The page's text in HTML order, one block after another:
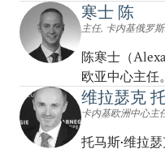
寒士 陈
主任, 卡内基俄罗
陈寒士（
欧亚中心主任。
维拉瑟克
卡内基欧洲中心主
托马斯•维拉